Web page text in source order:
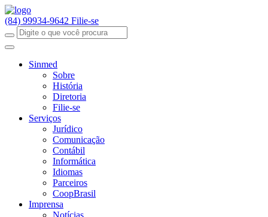
(84) 99934-9642 Filie-se
Sinmed
Sobre
História
Diretoria
Filie-se
Serviços
Jurídico
Comunicação
Contábil
Informática
Idiomas
Parceiros
CoopBrasil
Imprensa
Notícias